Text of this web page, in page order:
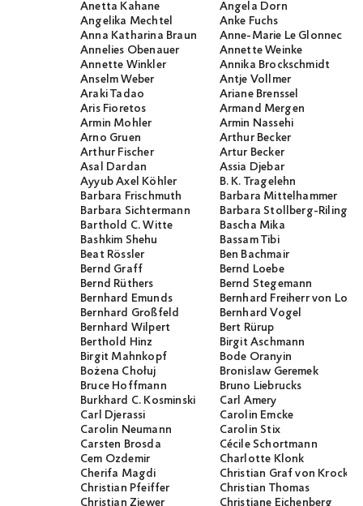
Anetta Kahane
Angela Dorn
Angelika Mechtel
Anke Fuchs
Anna Katharina Braun
Anne-Marie Le Glonnec
Annelies Obenauer
Annette Weinke
Annette Winkler
Annika Brockschmidt
Anselm Weber
Antje Vollmer
Araki Tadao
Ariane Brenssel
Aris Fioretos
Armand Mergen
Armin Mohler
Armin Nassehi
Arno Gruen
Arthur Becker
Arthur Fischer
Artur Becker
Asal Dardan
Assia Djebar
Ayyub Axel Köhler
B. K. Tragelehn
Barbara Frischmuth
Barbara Mittelhammer
Barbara Sichtermann
Barbara Stollberg-Rilinger
Barthold C. Witte
Bascha Mika
Bashkim Shehu
Bassam Tibi
Beat Rössler
Ben Bachmair
Bernd Graff
Bernd Loebe
Bernd Rüthers
Bernd Stegemann
Bernhard Emunds
Bernhard Freiherr von
Bernhard Großfeld
Bernhard Vogel
Bernhard Wilpert
Bert Rürup
Berthold Hinz
Birgit Aschmann
Birgit Mahnkopf
Bode Oranyin
Bożena Chołuj
Bronislaw Geremek
Bruce Hoffmann
Bruno Liebrucks
Burkhard C. Kosminski
Carl Amery
Carl Djerassi
Carolin Emcke
Carolin Neumann
Carolin Stix
Carsten Brosda
Cécile Schortmann
Cem Özdemir
Charlotte Klonk
Cherifa Magdi
Christian Graf von
Christian Pfeiffer
Christian Thomas
Christian Ziewer
Christiane Eichenberg